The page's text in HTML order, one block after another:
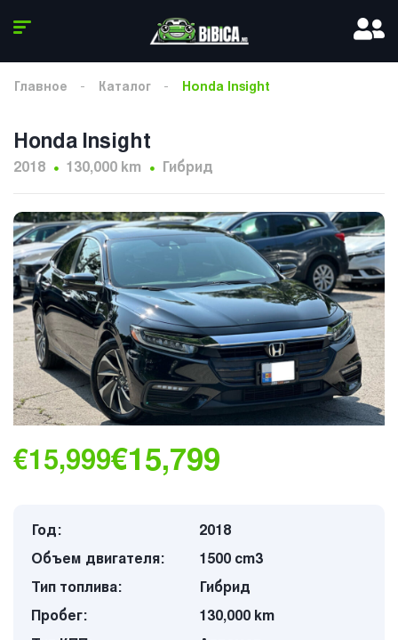
Главное Каталог Honda Insight
Honda Insight
2018 130,000 km Гибрид
€15,999€15,799
Год:
2018
Объем двигателя:
1500 cm3
Тип топлива:
Гибрид
Пробег:
130,000 km